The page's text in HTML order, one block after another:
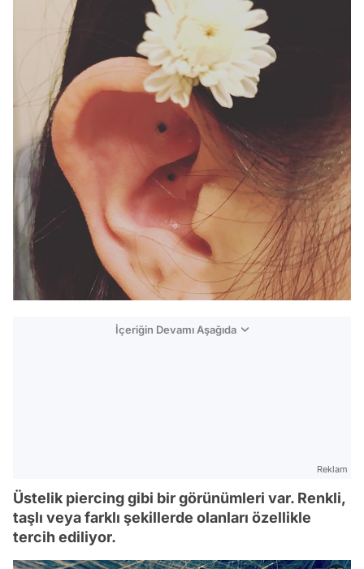
İçeriğin Devamı Aşağıda
Reklam
Üstelik piercing gibi bir görünümleri var. Renkli,
taşlı veya farklı şekillerde olanları özellikle
tercih ediliyor.